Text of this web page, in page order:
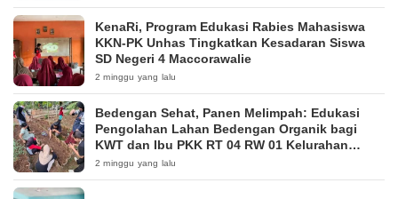
KenaRi, Program Edukasi Rabies Mahasiswa
KKN-PK Unhas Tingkatkan Kesadaran Siswa
SD Negeri 4 Maccorawalie
2 minggu yang lalu
Bedengan Sehat, Panen Melimpah: Edukasi
Pengolahan Lahan Bedengan Organik bagi
KWT dan Ibu PKK RT 04 RW 01 Kelurahan
Pakintelan
2 minggu yang lalu